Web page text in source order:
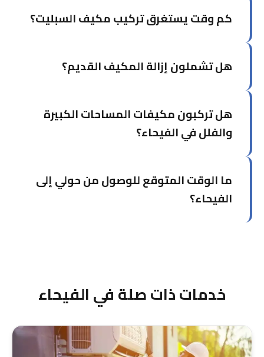
بناءً على مساحة الغرفة والعوامل البيئية ونوصيك
كم وقت يستغرق تركيب مكيف السبليت؟
ساعات حسب المكان والمعقدية.
هل تشملون إزالة المكيف القديم؟
مقابل رسوم إضافية بسيطة.
هل تركبون مكيفات المساحات الكبيرة
والفلل في الفيحاء؟
والمنازل الكبيرة في الفيحاء بما فيها الأنظمة
المركزية والوحدات المتعددة.
ما الوقت المتوقع للوصول من حولي إلى
الفيحاء؟
خدمات ذات صلة في الفيحاء